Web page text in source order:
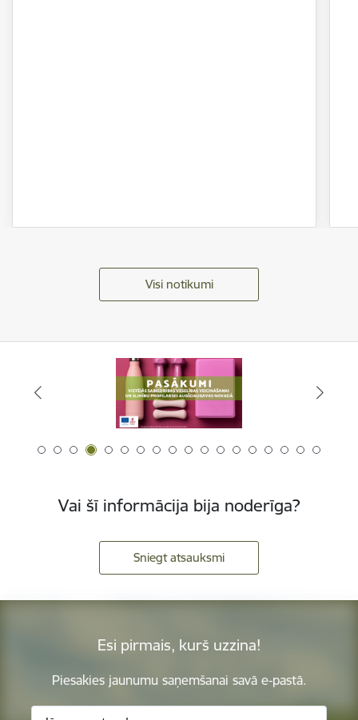
Visi notikumi
Vai šī informācija bija noderīga?
Sniegt atsauksmi
Esi pirmais, kurš uzzina!
Piesakies jaunumu saņemšanai savā e-pastā.